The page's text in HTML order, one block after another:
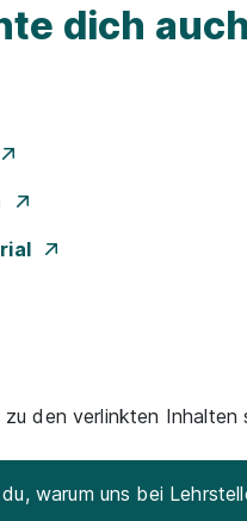
dich
den verlinkten
warum uns bei